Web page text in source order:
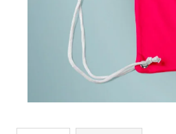
TRIČKO BASTA FIX -
15 €